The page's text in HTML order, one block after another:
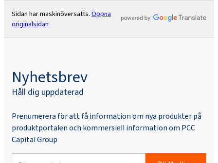
Sidan har maskinöversatts. Öppna
originalsidan
Nyhetsbrev
Håll dig uppdaterad
Prenumerera för att få information om nya produkter på
produktportalen och kommersiell information om PCC
Capital Group